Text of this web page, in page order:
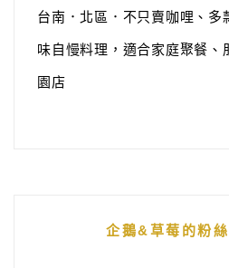
台南．北區．不只賣咖哩、多
味自慢料理，適合家庭聚餐、
園店
企鵝&草莓的粉